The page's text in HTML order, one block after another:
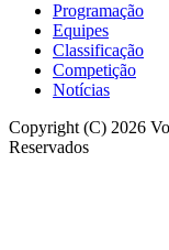
Programação
Equipes
Classificação
Competição
Notícias
Copyright (C) 2026
Reservados